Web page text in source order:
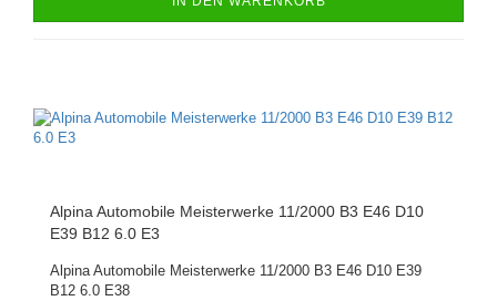
Alpina Automobile Meisterwerke 11/2000 B3 E46 D10
E39 B12 6.0 E3
Alpina Automobile Meisterwerke 11/2000 B3 E46 D10 E39
B12 6.0 E38